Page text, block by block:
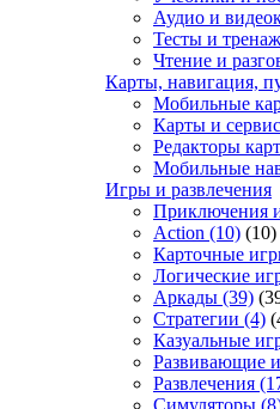
Аудио и
Тесты и
Чтение и
Карты, навигация,
Мобильные
Карты и
Редакторы карт
Мобильные
Игры и развлечения
Приключения
Action (10) (10)
Карточные
Логические
Аркады (39)
Стратегии (4)
Казуальные
Развивающие
Развлечения